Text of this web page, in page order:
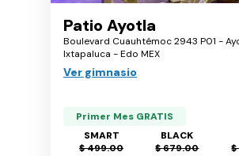
Patio Ayotla
Boulevard Cuauhtémoc 2943 P01 -
Ixtapaluca - Edo MEX
Ver gimnasio
Primer Mes GRATIS
SMART
$ 499.00
BLACK
$ 679.00